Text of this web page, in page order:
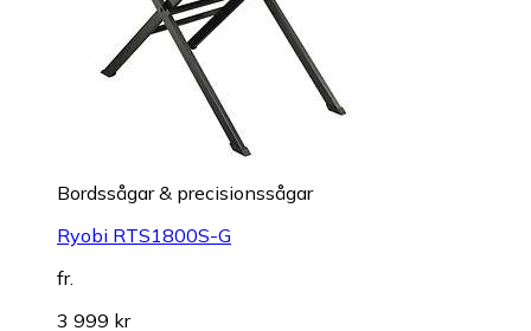
Bordssågar & precisionssågar
Ryobi RTS1800S-G
fr.
3 999 kr